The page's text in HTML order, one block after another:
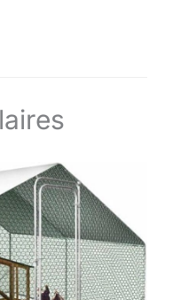
manière flexible à vos besoins.
Convient comme poulailler,
compagnie – une solution
pratique pour le jardin, la cour
ou l’arrière-cour.